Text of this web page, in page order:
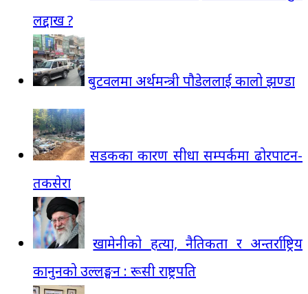
लद्दाख ?
बुटवलमा अर्थमन्त्री पौडेललाई कालो झण्डा
सडकका कारण सीधा सम्पर्कमा ढोरपाटन-
तकसेरा
खामेनीको हत्या, नैतिकता र अन्तर्राष्ट्रिय
कानुनको उल्लङ्घन : रूसी राष्ट्रपति